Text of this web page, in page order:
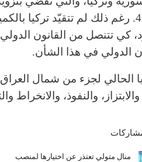
سورية %42. رغم ذلك لم تتقيّد
كي تتنصل من القانون الدولي
الدولي في هذا الشأن.
الحالي لجزء من شمال
والابتزاز، والنفوذ،
منال متولي تعتذر عن اختيارها لمنصب